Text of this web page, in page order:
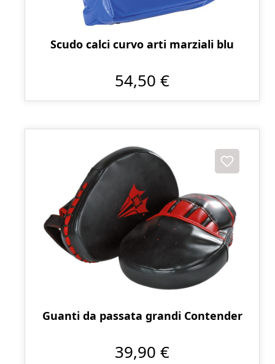
Scudo calci curvo arti marziali blu
54,50 €
Guanti da passata grandi Contender
39,90 €